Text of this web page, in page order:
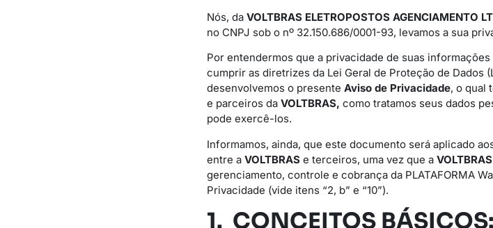
Nós, da VOLTBRAS ELETROPOSTOS AGENCIAMENTO
no CNPJ sob o nº 32.150.686/0001-93, levamos a sua
Por entendermos que a privacidade de suas
cumprir as diretrizes da Lei Geral de Proteção de Dados
desenvolvemos o presente Aviso de Privacidade, o qual
e parceiros da VOLTBRAS, como tratamos seus dados
pode exercê-los.
Informamos, ainda, que este documento será aplicado
entre a VOLTBRAS e terceiros, uma vez que a VOLTBRAS
gerenciamento, controle e cobrança da PLATAFORMA
Privacidade (vide itens “2, b” e “10”).
1. CONCEITOS